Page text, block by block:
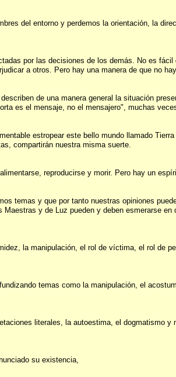
del entorno y perdemos la orientación, la
por las decisiones de los demás. No es
a otros. Pero hay una manera de que no
de una manera general la situación
es el mensaje, no el mensajero", muchas
estropear este bello mundo llamado
compartirán nuestra misma suerte.
reproducirse y morir. Pero hay un
temas y que por tanto nuestras opiniones
y de Luz pueden y deben esmerarse
la manipulación, el rol de víctima, el rol de
temas como la manipulación, el
literales, la autoestima, el dogmatismo
su existencia,